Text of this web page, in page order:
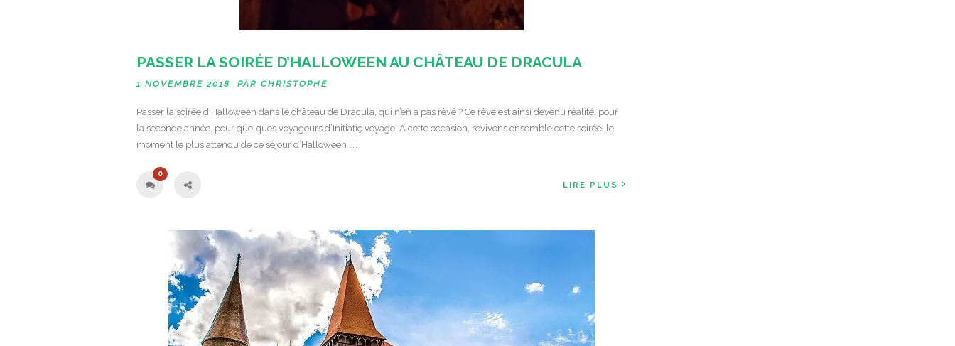
PASSER LA SOIRÉE D’HALLOWEEN AU CHÂTEAU DE DRACULA
1 NOVEMBRE 2018 PAR CHRISTOPHE
Passer la soirée d’Halloween dans le château de Dracula, qui n’en a pas rêvé ? Ce rêve est ainsi devenu réalité, pour
la seconde année, pour quelques voyageurs d’Initiatiç voyage. A cette occasion, revivons ensemble cette soirée, le
moment le plus attendu de ce séjour d’Halloween […]
0
LIRE PLUS